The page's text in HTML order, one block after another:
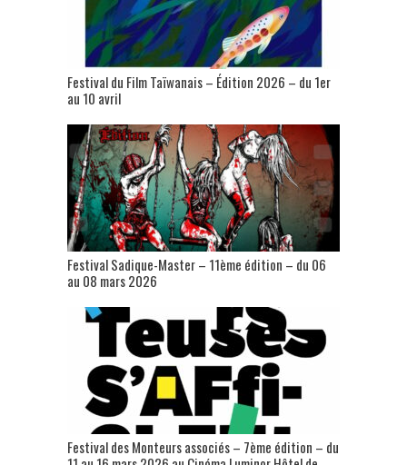
Festival du Film Taïwanais – Édition 2026 – du 1er
au 10 avril
Festival Sadique-Master – 11ème édition – du 06
au 08 mars 2026
Festival des Monteurs associés – 7ème édition – du